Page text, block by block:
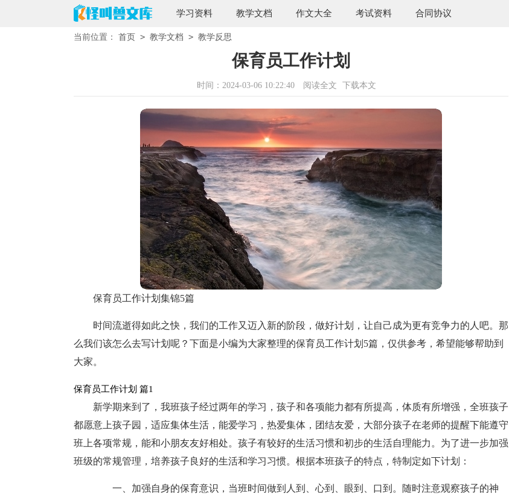
学习资料 教学文档 作文大全 考试资料 合同协议
当前位置： 首页 > 教学文档 > 教学反思
保育员工作计划
时间：2024-03-06 10:22:40 阅读全文 下载本文
保育员工作计划集锦5篇
时间流逝得如此之快，我们的工作又迈入新的阶段，做好计划，让自己成为更有竞争力的人吧。那
么我们该怎么去写计划呢？下面是小编为大家整理的保育员工作计划5篇，仅供参考，希望能够帮助到
大家。
保育员工作计划 篇1
新学期来到了，我班孩子经过两年的学习，孩子和各项能力都有所提高，体质有所增强，全班孩子
都愿意上孩子园，适应集体生活，能爱学习，热爱集体，团结友爱，大部分孩子在老师的提醒下能遵守
班上各项常规，能和小朋友友好相处。孩子有较好的生活习惯和初步的生活自理能力。为了进一步加强
班级的常规管理，培养孩子良好的生活和学习习惯。根据本班孩子的特点，特制定如下计划：
一、加强自身的保育意识，当班时间做到人到、心到、眼到、口到。随时注意观察孩子的神